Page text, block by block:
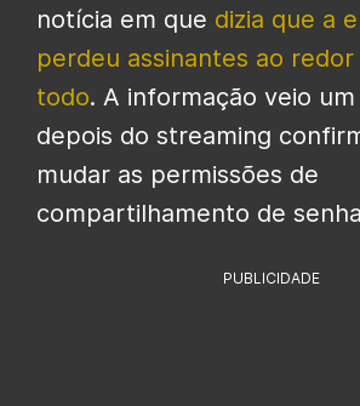
notícia em que dizia que a
perdeu assinantes ao
todo. A informação veio
depois do streaming
mudar as permissões de
compartilhamento de
PUBLICIDADE